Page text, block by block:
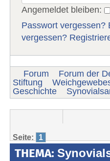
Angemeldet bleiben:
Passwort vergessen?
vergessen?
Forum
Forum der
Stiftung
Geschichte
Seite: 1
THEMA: